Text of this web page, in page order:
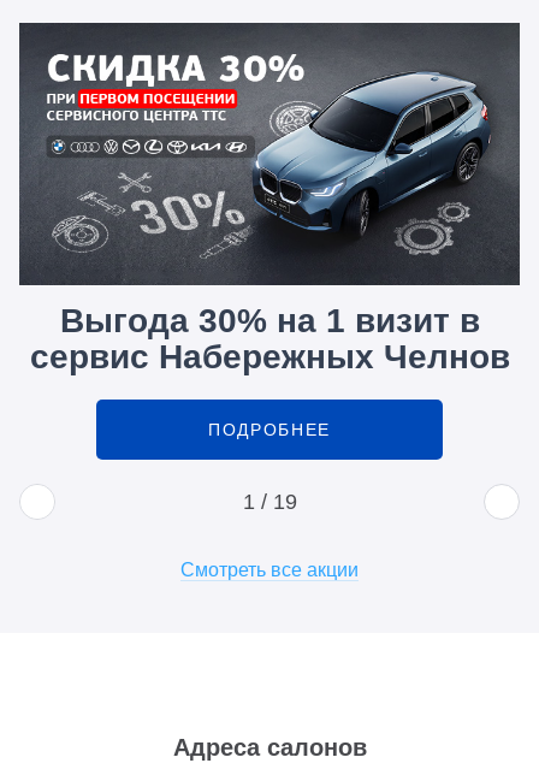
Выгода 30% на 1 визит в
сервис Набережных Челнов
ПОДРОБНЕЕ
1 / 19
Смотреть все акции
Адреса салонов